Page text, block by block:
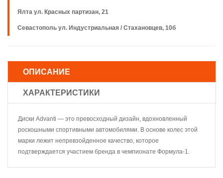
Ялта ул. Красных партизан, 21
Севастополь ул. Индустриальная / Стахановцев, 10б
ОПИСАНИЕ
ХАРАКТЕРИСТИКИ
Диски Advanti — это превосходный дизайн, вдохновленный
роскошными спортивными автомобилями. В основе колес этой
марки лежит непревзойденное качество, которое
подтверждается участием бренда в чемпионате Формула-1.